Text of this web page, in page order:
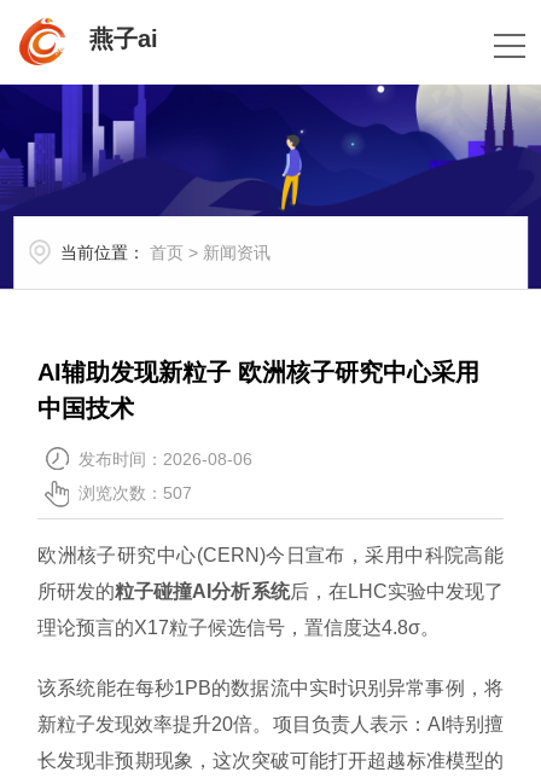
燕子ai
当前位置： 首页 > 新闻资讯
AI辅助发现新粒子 欧洲核子研究中心采用
中国技术
发布时间：2026-08-06
浏览次数：507
欧洲核子研究中心(CERN)今日宣布，采用中科院高能
所研发的粒子碰撞AI分析系统后，在LHC实验中发现了
理论预言的X17粒子候选信号，置信度达4.8σ。
该系统能在每秒1PB的数据流中实时识别异常事例，将
新粒子发现效率提升20倍。项目负责人表示：AI特别擅
长发现非预期现象，这次突破可能打开超越标准模型的